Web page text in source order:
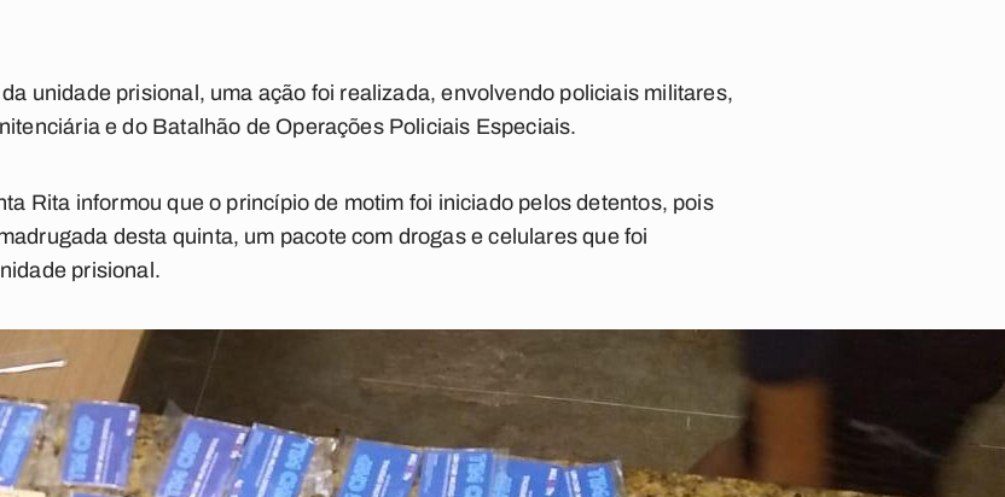
unidade prisional, uma ação foi realizada, envolvendo policiais militares,
e do Batalhão de Operações Policiais Especiais.
Rita informou que o princípio de motim foi iniciado pelos detentos, pois
desta quinta, um pacote com drogas e celulares que foi
prisional.